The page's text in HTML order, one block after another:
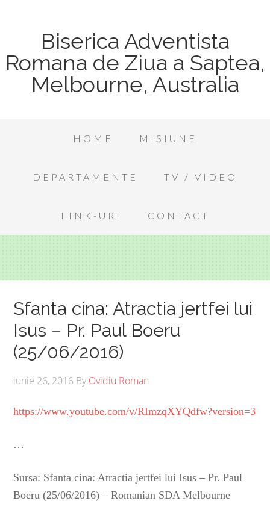
Biserica Adventista
Romana de Ziua a Saptea,
Melbourne, Australia
HOME MISIUNE
DEPARTAMENTE TV / VIDEO
LINK-URI CONTACT
Sfanta cina: Atractia jertfei lui
Isus – Pr. Paul Boeru
(25/06/2016)
iunie 26, 2016 By Ovidiu Roman
https://www.youtube.com/v/RImzqXYQdfw?version=3
…
Sursa: Sfanta cina: Atractia jertfei lui Isus – Pr. Paul
Boeru (25/06/2016) – Romanian SDA Melbourne